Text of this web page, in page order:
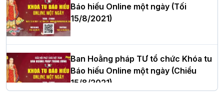
Thượng tọa Thích Tâm Chính được suy
cử tân Trưởng ban Trị sự GHPGVN tỉnh
Báo hiếu Online một ngày (Tối
15/8/2021)
Ban Hoằng pháp TƯ tổ chức Khóa tu
Báo hiếu Online một ngày (Chiều
15/8/2021)